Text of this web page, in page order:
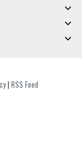
| RSS Feed